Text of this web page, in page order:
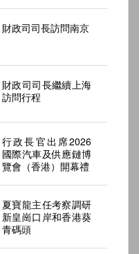
財政司司長訪問南京
財政司司長繼續上海
訪問行程
行政長官出席2026
國際汽車及供應鏈博
覽會（香港）開幕禮
夏寶龍主任考察調研
新皇崗口岸和香港葵
青碼頭